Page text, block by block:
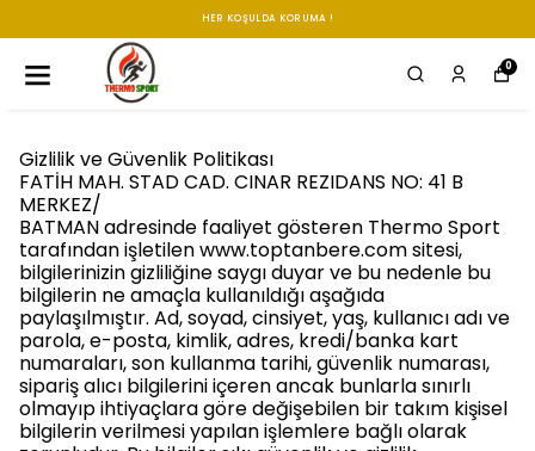
HER KOŞULDA KORUMA !
0
Gizlilik ve Güvenlik Politikası
FATİH MAH. STAD CAD. CINAR REZIDANS NO: 41 B
MERKEZ/
BATMAN adresinde faaliyet gösteren Thermo Sport
tarafından işletilen www.toptanbere.com sitesi,
bilgilerinizin gizliliğine saygı duyar ve bu nedenle bu
bilgilerin ne amaçla kullanıldığı aşağıda
paylaşılmıştır. Ad, soyad, cinsiyet, yaş, kullanıcı adı ve
parola, e-posta, kimlik, adres, kredi/banka kart
numaraları, son kullanma tarihi, güvenlik numarası,
sipariş alıcı bilgilerini içeren ancak bunlarla sınırlı
olmayıp ihtiyaçlara göre değişebilen bir takım kişisel
bilgilerin verilmesi yapılan işlemlere bağlı olarak